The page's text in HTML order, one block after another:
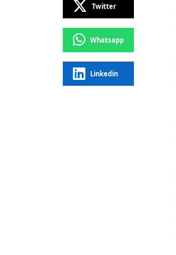
Twitter
Whatsapp
Linkedin